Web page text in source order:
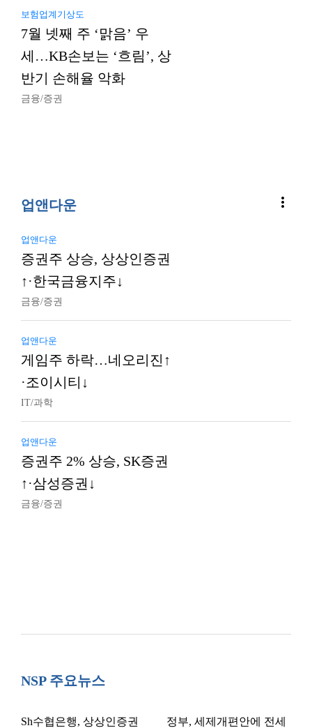
보험업계기상도
7월 넷째 주 ‘맑음’ 우
세…KB손보는 ‘흐림’, 상
반기 손해율 악화
금융/증권
업앤다운 more_vert
업앤다운
증권주 상승, 상상인증권
↑·한국금융지주↓
금융/증권
업앤다운
게임주 하락…네오리진↑
·조이시티↓
IT/과학
업앤다운
증권주 2% 상승, SK증권
↑·삼성증권↓
금융/증권
NSP 주요뉴스
Sh수협은행, 상상인증권
정부, 세제개편안에 전세